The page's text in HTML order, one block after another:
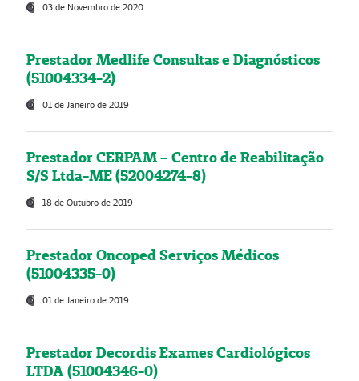
03 de Novembro de 2020
Prestador Medlife Consultas e Diagnósticos
(51004334-2)
01 de Janeiro de 2019
Prestador CERPAM – Centro de Reabilitação
S/S Ltda-ME (52004274-8)
18 de Outubro de 2019
Prestador Oncoped Serviços Médicos
(51004335-0)
01 de Janeiro de 2019
Prestador Decordis Exames Cardiológicos
LTDA (51004346-0)